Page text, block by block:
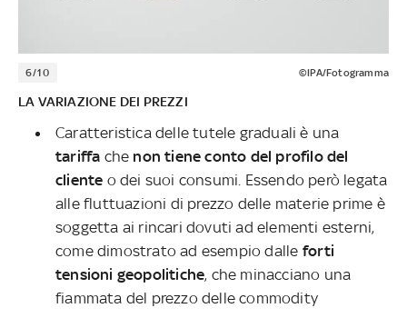
6/10 ©IPA/Fotogramma
LA VARIAZIONE DEI PREZZI
Caratteristica delle tutele graduali è una
tariffa che non tiene conto del profilo del
cliente o dei suoi consumi. Essendo però legata
alle fluttuazioni di prezzo delle materie prime è
soggetta ai rincari dovuti ad elementi esterni,
come dimostrato ad esempio dalle forti
tensioni geopolitiche, che minacciano una
fiammata del prezzo delle commodity